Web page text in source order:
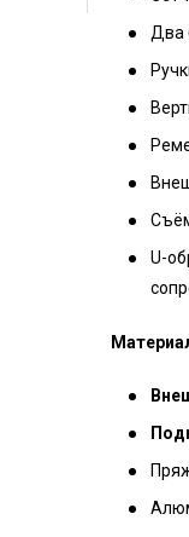
Два
U-